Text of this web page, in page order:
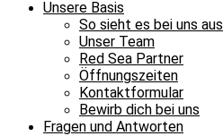
Unsere Basis
So sieht es bei uns aus
Unser Team
Red Sea Partner
Öffnungszeiten
Kontaktformular
Bewirb dich bei uns
Fragen und Antworten